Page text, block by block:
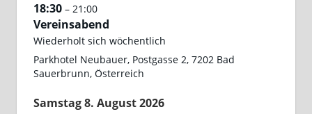
18:30 – 21:00
Vereinsabend
Wiederholt sich wöchentlich
Parkhotel Neubauer, Postgasse 2, 7202 Bad
Sauerbrunn, Österreich
Samstag8. August2026